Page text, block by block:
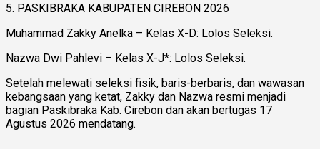
5. PASKIBRAKA KABUPATEN CIREBON 2026
Muhammad Zakky Anelka – Kelas X-D: Lolos Seleksi.
Nazwa Dwi Pahlevi – Kelas X-J*: Lolos Seleksi.
Setelah melewati seleksi fisik, baris-berbaris, dan wawasan
kebangsaan yang ketat, Zakky dan Nazwa resmi menjadi
bagian Paskibraka Kab. Cirebon dan akan bertugas 17
Agustus 2026 mendatang.